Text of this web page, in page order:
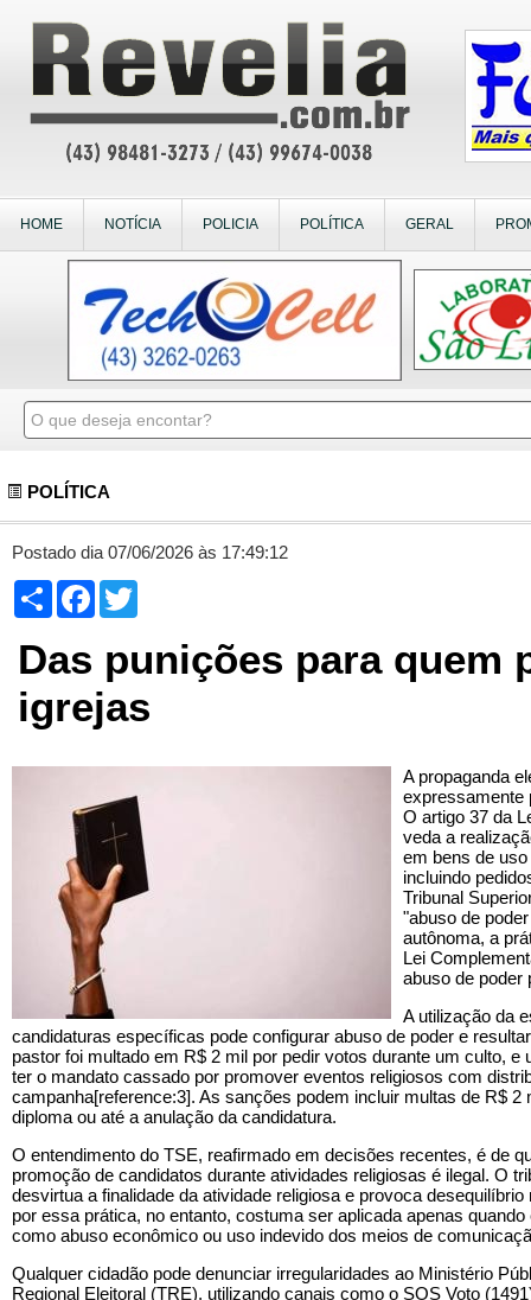
HOME NOTÍCIA POLICIA POLÍTICA GERAL
POLÍTICA
Postado dia 07/06/2026 às 17:49:12
Compartilhar
Facebook
Das punições para quem
igrejas
A propaganda
expressamente
O artigo 37 da
veda a
em bens de
incluindo
Tribunal
"abuso de
autônoma, a
Lei
abuso de poder
A utilização da
candidaturas específicas pode configurar abuso de poder e
pastor foi multado em R$ 2 mil por pedir votos durante um culto, e
ter o mandato cassado por promover eventos religiosos com
campanha[reference:3]. As sanções podem incluir multas de R$ 2
diploma ou até a anulação da candidatura.
O entendimento do TSE, reafirmado em decisões recentes, é de
promoção de candidatos durante atividades religiosas é ilegal. O
desvirtua a finalidade da atividade religiosa e provoca
por essa prática, no entanto, costuma ser aplicada apenas
como abuso econômico ou uso indevido dos meios de
Qualquer cidadão pode denunciar irregularidades ao Ministério
Regional Eleitoral (TRE), utilizando canais como o SOS Voto